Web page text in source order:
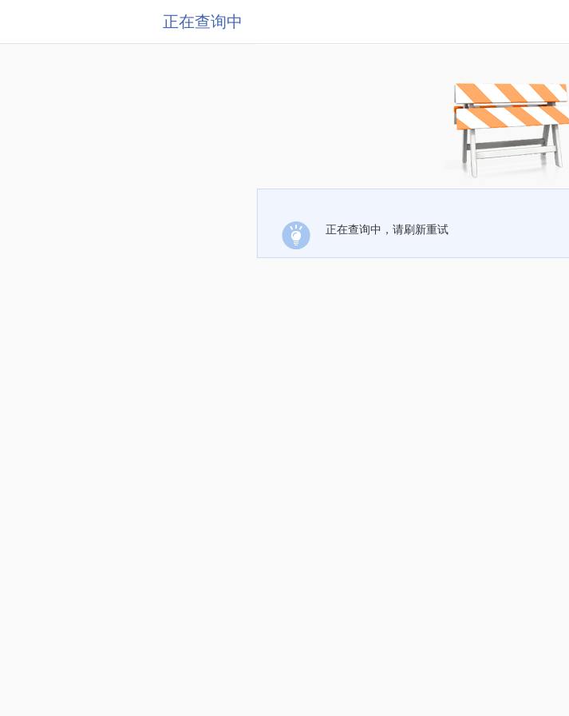
正在查询中
正在查询中，请刷新重试